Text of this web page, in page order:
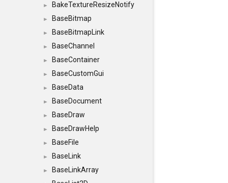
► BakeTextureResizeNotify
► BaseBitmap
► BaseBitmapLink
► BaseChannel
► BaseContainer
► BaseCustomGui
► BaseData
► BaseDocument
► BaseDraw
► BaseDrawHelp
► BaseFile
► BaseLink
► BaseLinkArray